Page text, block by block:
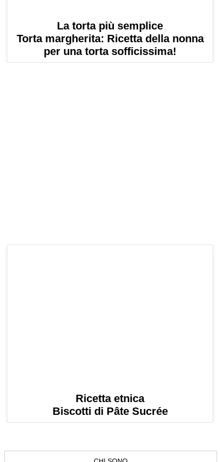
La torta più semplice
Torta margherita: Ricetta della nonna
per una torta sofficissima!
Ricetta etnica
Biscotti di Pâte Sucrée